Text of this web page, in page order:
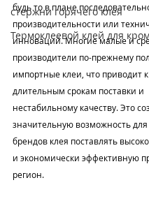
стержни горячего клея
Термоклеевой клей для
будь то в плане
производительности или
инноваций. Многие малые и
производители по-прежнему
импортные клеи, что приводит
длительным срокам поставки и
нестабильному качеству. Это
значительную возможность
брендов клея поставлять
и экономически эффективную
регион.